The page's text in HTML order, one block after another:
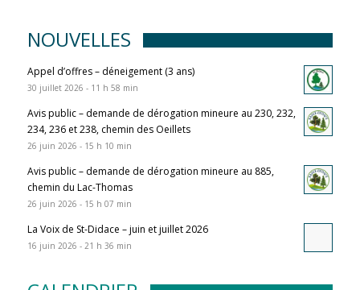
NOUVELLES
Appel d’offres – déneigement (3 ans)
30 juillet 2026 - 11 h 58 min
Avis public – demande de dérogation mineure au 230, 232,
234, 236 et 238, chemin des Oeillets
26 juin 2026 - 15 h 10 min
Avis public – demande de dérogation mineure au 885,
chemin du Lac-Thomas
26 juin 2026 - 15 h 07 min
La Voix de St-Didace – juin et juillet 2026
16 juin 2026 - 21 h 36 min